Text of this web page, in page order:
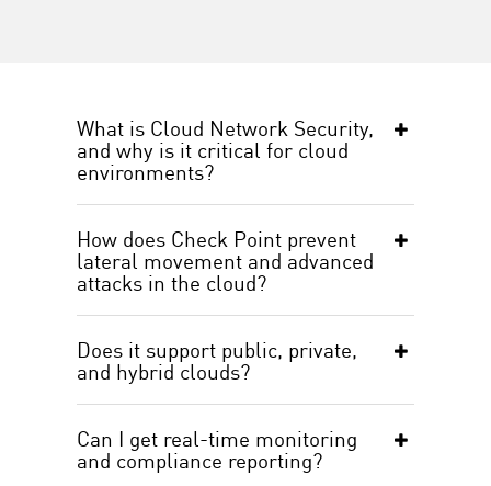
What is Cloud Network Security,
and why is it critical for cloud
environments?
How does Check Point prevent
lateral movement and advanced
attacks in the cloud?
Does it support public, private,
and hybrid clouds?
Can I get real-time monitoring
and compliance reporting?